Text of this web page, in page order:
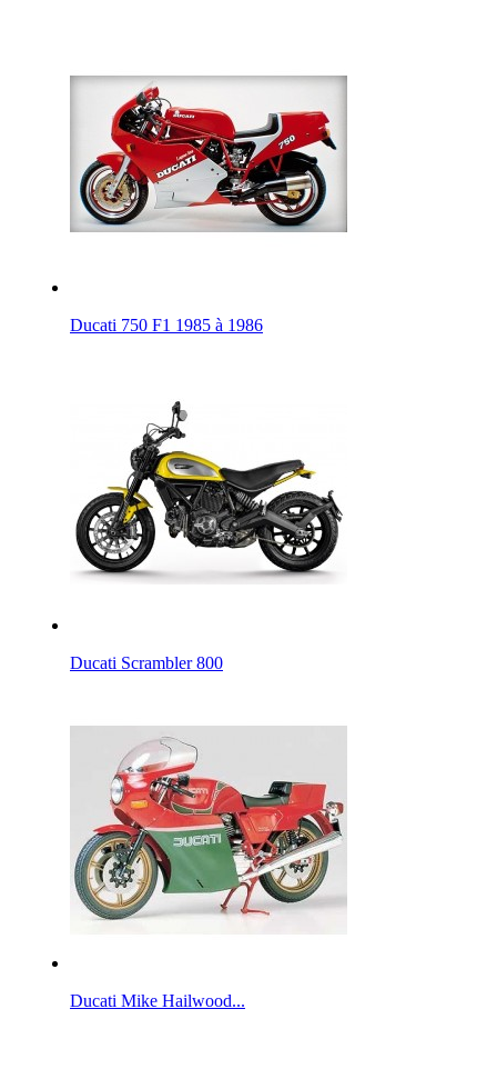
Ducati 750 F1 1985 à 1986
Ducati Scrambler 800
Ducati Mike Hailwood...